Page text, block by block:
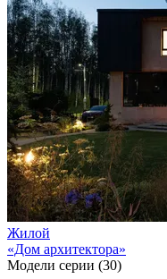
Жилой
«Дом архитектора»
Модели серии (30)